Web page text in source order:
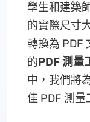
學生和建築
的實際尺寸
轉換為 PDF
的PDF 測量
中，我們將
佳 PDF 測量